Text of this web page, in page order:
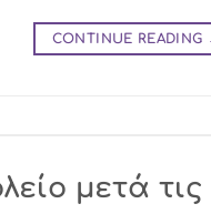
CONTINUE READING
μετά